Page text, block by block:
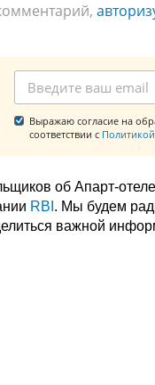
Выражаю согласие на
соответствии с
об Апарт-
RBI . Мы будем
важной